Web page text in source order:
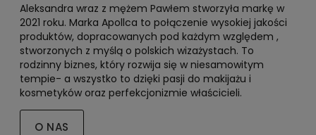
Aleksandra wraz z mężem Pawłem stworzyła markę w
2021 roku. Marka Apollca to połączenie wysokiej jakości
produktów, dopracowanych pod każdym względem ,
stworzonych z myślą o polskich wizażystach. To
rodzinny biznes, który rozwija się w niesamowitym
tempie- a wszystko to dzięki pasji do makijażu i
kosmetyków oraz perfekcjonizmie właścicieli.
O NAS